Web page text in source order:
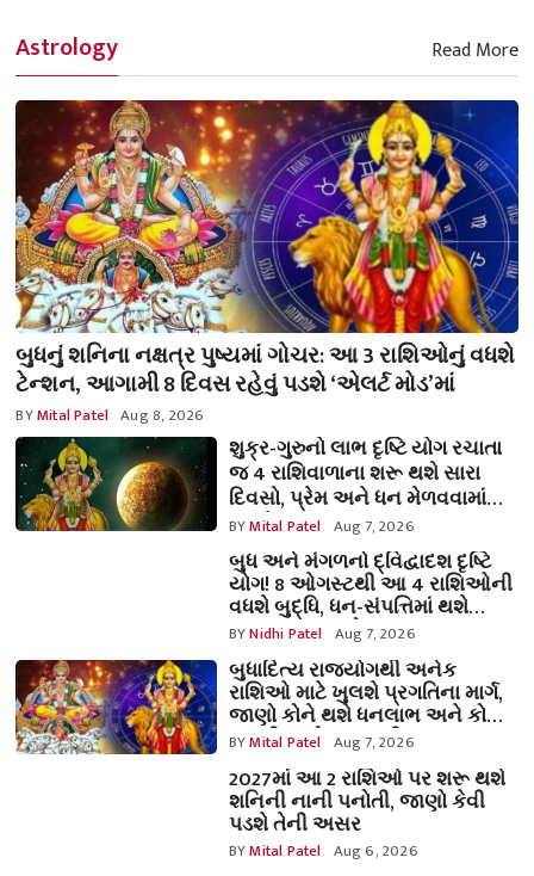
Astrology Read More
બુધનું શનિના નક્ષત્ર પુષ્યમાં ગોચર: આ 3 રાશિઓનું વધશે
ટેન્શન, આગામી 8 દિવસ રહેવું પડશે ‘એલર્ટ મોડ’માં
BYMital Patel Aug 8, 2026
શુક્ર-ગુરુનો લાભ દૃષ્ટિ યોગ રચાતા
જ 4 રાશિવાળાના શરૂ થશે સારા
દિવસો, પ્રેમ અને ધન મેળવવામાં
મળશે સફળતા!
BYMital Patel Aug 7, 2026
બુધ અને મંગળનો દ્વિદ્વાદશ દૃષ્ટિ
યોગ! 8 ઓગસ્ટથી આ 4 રાશિઓની
વધશે બુદ્ધિ, ધન-સંપત્તિમાં થશે
જબરદસ્ત વધારો
BYNidhi Patel Aug 7, 2026
બુધાદિત્ય રાજયોગથી અનેક
રાશિઓ માટે ખુલશે પ્રગતિના માર્ગ,
જાણો કોને થશે ધનલાભ અને કોણે
રાખવી પડશે સાવધાની
BYMital Patel Aug 7, 2026
2027માં આ 2 રાશિઓ પર શરૂ થશે
શનિની નાની પનોતી, જાણો કેવી
પડશે તેની અસર
BYMital Patel Aug 6, 2026